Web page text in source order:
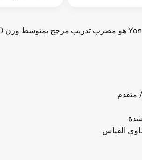
متقدم
القياس